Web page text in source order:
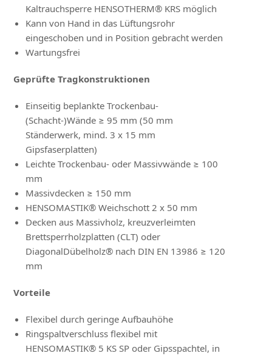
Kaltrauchsperre HENSOTHERM® KRS möglich
Kann von Hand in das Lüftungsrohr
eingeschoben und in Position gebracht werden
Wartungsfrei
Geprüfte Tragkonstruktionen
Einseitig beplankte Trockenbau-
(Schacht-)Wände ≥ 95 mm (50 mm
Ständerwerk, mind. 3 x 15 mm
Gipsfaserplatten)
Leichte Trockenbau- oder Massivwände ≥ 100
mm
Massivdecken ≥ 150 mm
HENSOMASTIK® Weichschott 2 x 50 mm
Decken aus Massivholz, kreuzverleimten
Brettsperrholzplatten (CLT) oder
DiagonalDübelholz® nach DIN EN 13986 ≥ 120
mm
Vorteile
Flexibel durch geringe Aufbauhöhe
Ringspaltverschluss flexibel mit
HENSOMASTIK® 5 KS SP oder Gipsspachtel, in